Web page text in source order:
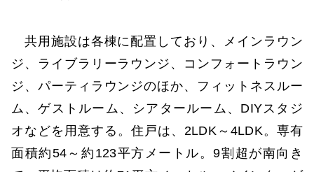
共用施設は各棟に配置しており、メインラウン
ジ、ライブラリーラウンジ、コンフォートラウン
ジ、パーティラウンジのほか、フィットネスルー
ム、ゲストルーム、シアタールーム、DIYスタジ
オなどを用意する。住戸は、2LDK～4LDK。専有
面積約54～約123平方メートル。9割超が南向き